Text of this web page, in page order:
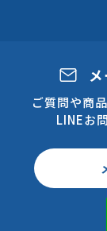
ご質問や商
LINEお